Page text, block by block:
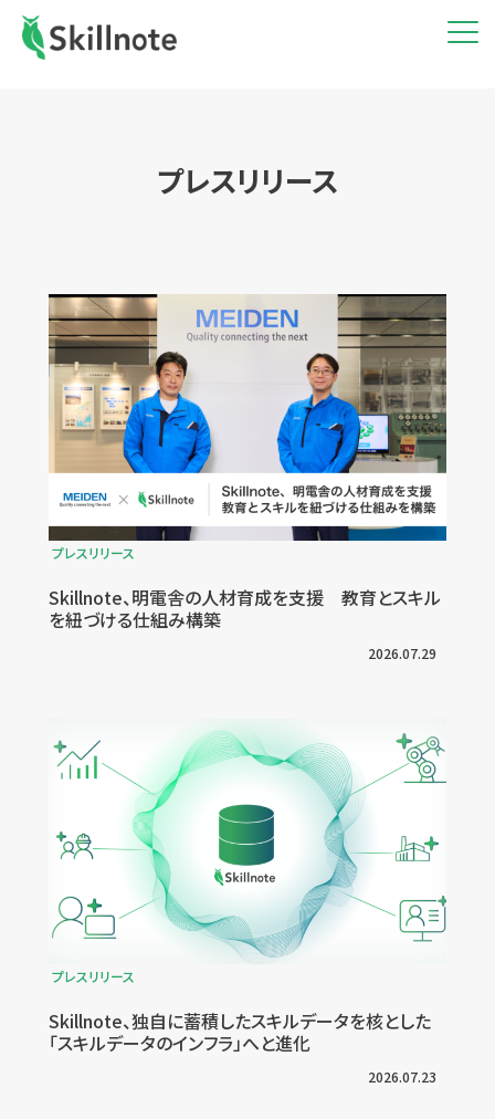
プレスリリース
プレスリリース
Skillnote、明電舎の人材育成を支援 教育とスキル
を紐づける仕組み構築
2026.07.29
プレスリリース
Skillnote、独自に蓄積したスキルデータを核とした
「スキルデータのインフラ」へと進化
2026.07.23